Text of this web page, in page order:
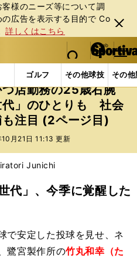
様のニーズ等について調
広告を表⽰する⽬的で Co
詳しくはこちら
閉じ
る
web Sportiva (webスポルティーバ)
検索
マイペ
ー
ジ
メニュ
ゴルフ その他球技 その
野球他 【ドラフト】元とんか
店勤務の25歳右腕
代」のひとりも 社会
注目 (2ページ目)
月21日 11:13 更新
Junichi
代」、今季に覚醒した
安定した投球を見せ、ネ
鷺宮製作所の竹丸和幸（た